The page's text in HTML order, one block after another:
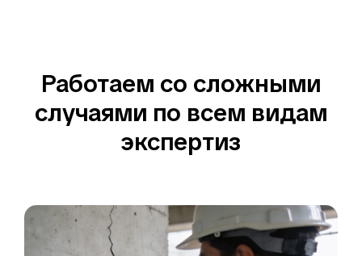
Работаем со сложными
случаями по всем видам
экспертиз